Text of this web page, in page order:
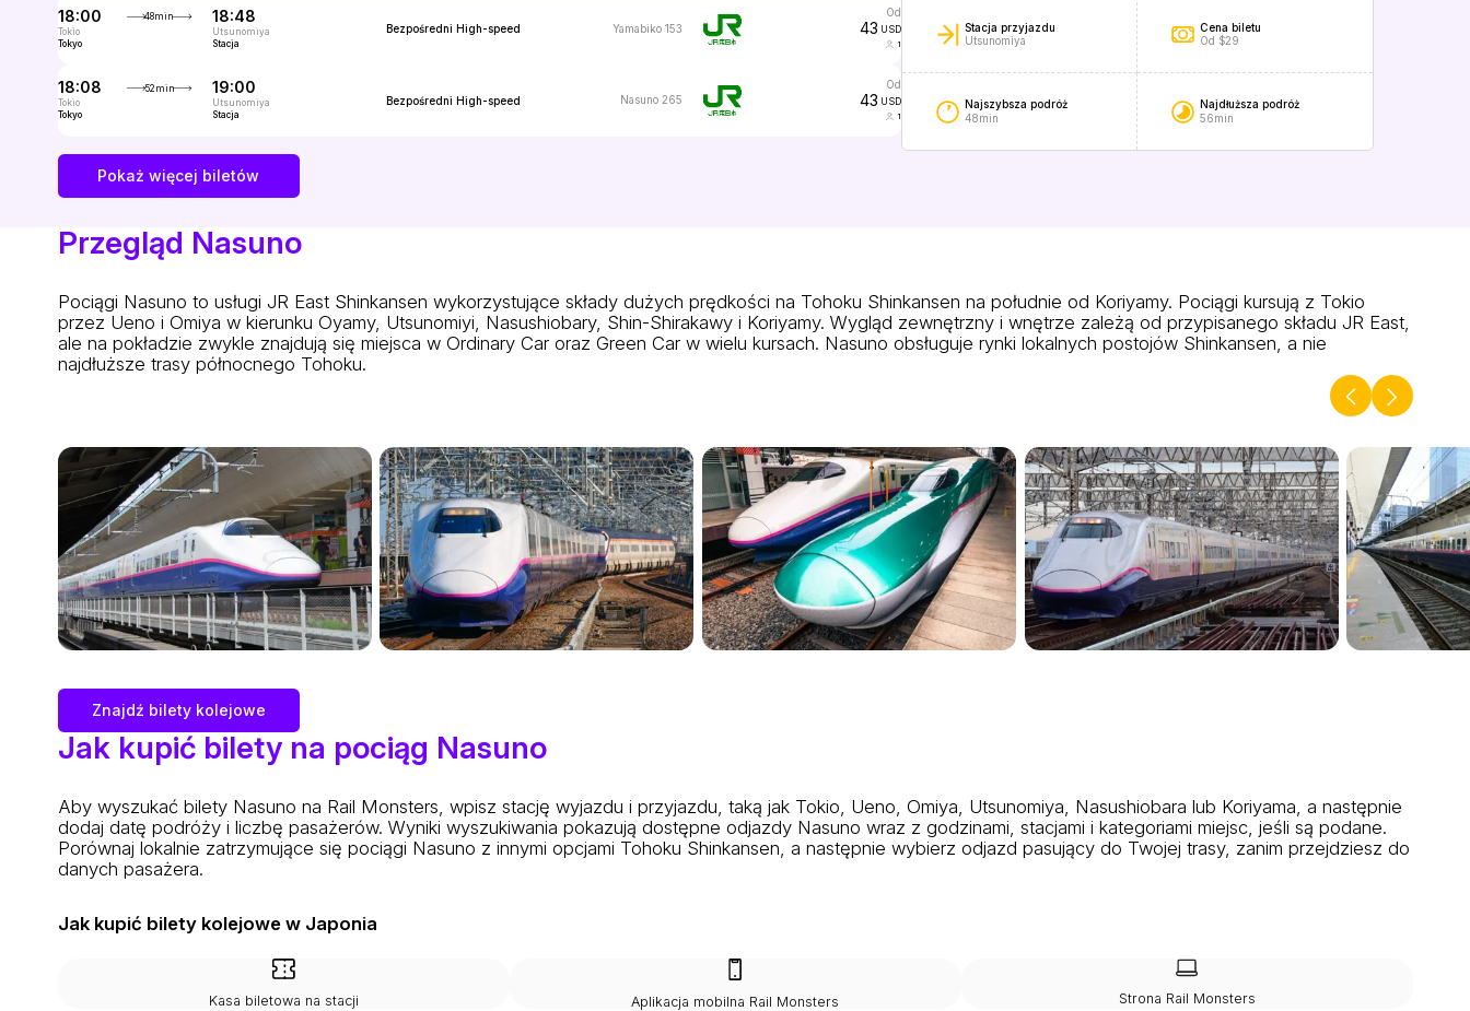
18:00
Tokio
Tokyo
48min 18:48
Utsunomiya
Stacja
Bezpośredni High-speed Yamabiko 153
od
43 USD
1
18:08
Tokio
Tokyo
52min 19:00
Utsunomiya
Stacja
Bezpośredni High-speed Nasuno 265
od
43 USD
1
Pokaż więcej biletów
Stacja przyjazdu
Utsunomiya
Cena biletu
Od $29
Najszybsza podróż
48min
Najdłuższa podróż
56min
Przegląd Nasuno
Pociągi Nasuno to usługi JR East Shinkansen wykorzystujące składy dużych prędkości na Tohoku Shinkansen na południe od Koriyamy. Pociągi kursują z Tokio
przez Ueno i Omiya w kierunku Oyamy, Utsunomiyi, Nasushiobary, Shin-Shirakawy i Koriyamy. Wygląd zewnętrzny i wnętrze zależą od przypisanego składu JR East,
ale na pokładzie zwykle znajdują się miejsca w Ordinary Car oraz Green Car w wielu kursach. Nasuno obsługuje rynki lokalnych postojów Shinkansen, a nie
najdłuższe trasy północnego Tohoku.
Znajdź bilety kolejowe
Jak kupić bilety na pociąg Nasuno
Aby wyszukać bilety Nasuno na Rail Monsters, wpisz stację wyjazdu i przyjazdu, taką jak Tokio, Ueno, Omiya, Utsunomiya, Nasushiobara lub Koriyama, a następnie
dodaj datę podróży i liczbę pasażerów. Wyniki wyszukiwania pokazują dostępne odjazdy Nasuno wraz z godzinami, stacjami i kategoriami miejsc, jeśli są podane.
Porównaj lokalnie zatrzymujące się pociągi Nasuno z innymi opcjami Tohoku Shinkansen, a następnie wybierz odjazd pasujący do Twojej trasy, zanim przejdziesz do
danych pasażera.
Jak kupić bilety kolejowe w Japonia
Kasa biletowa na stacji Aplikacja mobilna Rail Monsters Strona Rail Monsters